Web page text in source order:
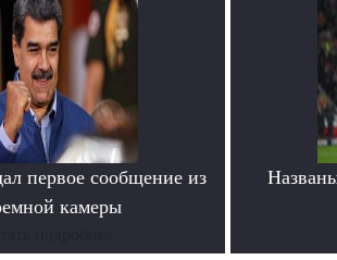
первое сообщение из
камеры